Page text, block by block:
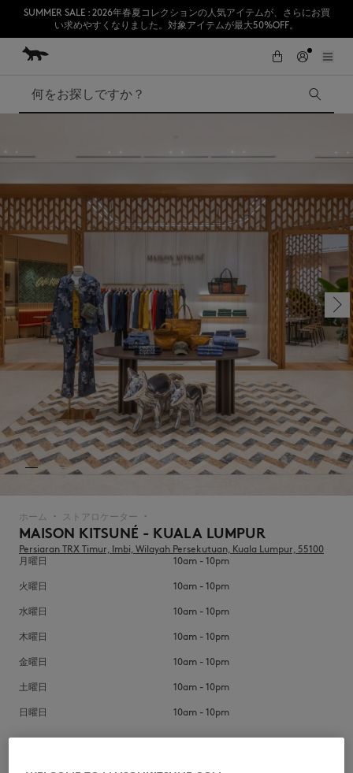
熊本地震の影響により、九州全域でお荷物のお届けに遅延が発生する見込
SUMMER SALE : 2026年春夏コレクションの人気アイテムが、さらにお買
い求めやすくなりました。対象アイテムが最大50%OFF。
コンテンツにスキップ
Skip to Footer
Edie Bags
MMII
Fox Head
Kids
ICONICS
検索
ホーム ▪︎ ストアロケーター ▪︎
MAISON KITSUNÉ - KUALA LUMPUR
Persiaran TRX Timur, Imbi, Wilayah Persekutuan, Kuala Lumpur, 55100
月曜日
10am - 10pm
火曜日 10am - 10pm
水曜日 10am - 10pm
木曜日 10am - 10pm
金曜日 10am - 10pm
土曜日 10am - 10pm
日曜日 10am - 10pm